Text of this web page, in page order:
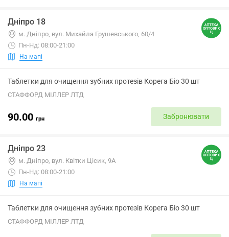
Дніпро 18
м. Дніпро, вул. Михайла Грушевського, 60/4
Пн-Нд: 08:00-21:00
На мапі
Таблетки для очищення зубних протезів Корега Біо 30 шт
СТАФФОРД МІЛЛЕР ЛТД
90.00 грн Забронювати
Дніпро 23
м. Дніпро, вул. Квітки Цісик, 9А
Пн-Нд: 08:00-21:00
На мапі
Таблетки для очищення зубних протезів Корега Біо 30 шт
СТАФФОРД МІЛЛЕР ЛТД